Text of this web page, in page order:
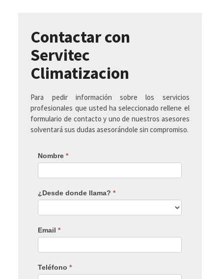
Contactar con
Servitec
Climatizacion
Para pedir información sobre los servicios
profesionales que usted ha seleccionado rellene el
formulario de contacto y uno de nuestros asesores
solventará sus dudas asesorándole sin compromiso.
Nombre*
¿Desde donde llama?*
Email*
Teléfono*